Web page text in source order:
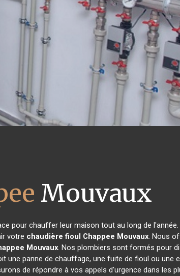
Mouvaux
pour chauffer leur maison tout au long de
votre chaudière fioul Chappee Mouvaux. Nous
Mouvaux. Nos plombiers sont formés pour
une panne de chauffage, une fuite de fioul ou une
de répondre à vos appels d'urgence dans les